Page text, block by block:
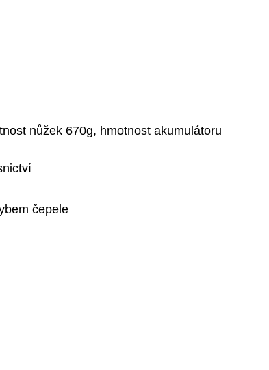
nůžek 670g, hmotnost akumulátoru
čepele